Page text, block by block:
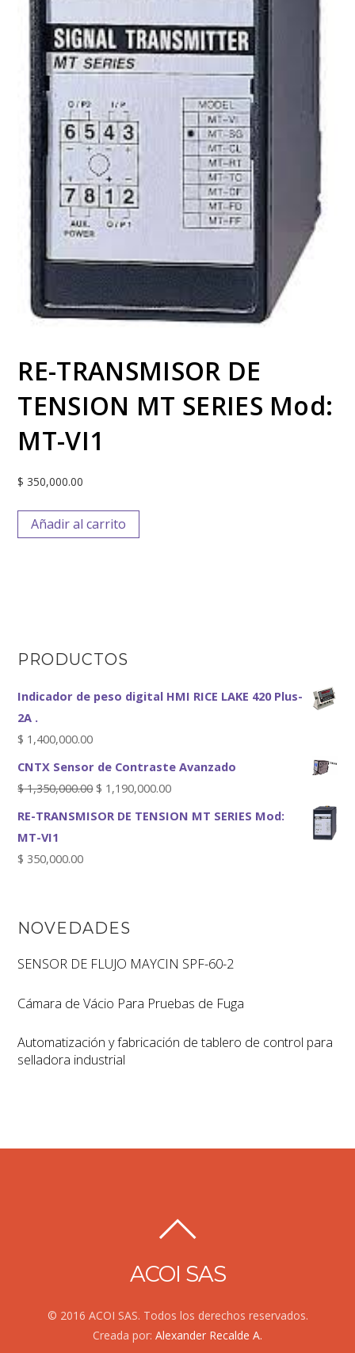
RE-TRANSMISOR DE
TENSION MT SERIES Mod:
MT-VI1
$ 350,000.00
Añadir al carrito
PRODUCTOS
Indicador de peso digital HMI RICE LAKE 420 Plus-
2A .
$ 1,400,000.00
CNTX Sensor de Contraste Avanzado
$1,350,000.00 $ 1,190,000.00
RE-TRANSMISOR DE TENSION MT SERIES Mod:
MT-VI1
$ 350,000.00
NOVEDADES
SENSOR DE FLUJO MAYCIN SPF-60-2
Cámara de Vácio Para Pruebas de Fuga
Automatización y fabricación de tablero de control para
selladora industrial
ACOI SAS
© 2016 ACOI SAS. Todos los derechos reservados.
Creada por: Alexander Recalde A.